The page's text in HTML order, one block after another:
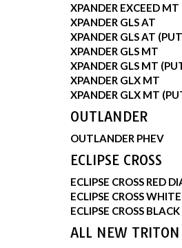
XPANDER EXCEED
XPANDER GLS AT
XPANDER GLS AT
XPANDER GLS MT
XPANDER GLS MT
XPANDER GLX MT
XPANDER GLX MT
OUTLANDER
OUTLANDER PHEV
ECLIPSE CROSS
ECLIPSE CROSS RED
ECLIPSE CROSS
ECLIPSE CROSS
ALL NEW TRITON